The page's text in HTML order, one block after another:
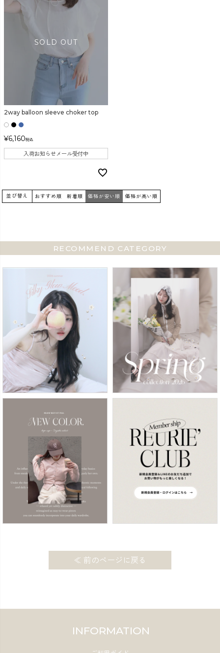
2way balloon sleeve choker top
¥6,160税込
入荷お知らせメール受付中
並び替え おすすめ順 新着順 価格が安い順 価格が高い順
RECOMMEND CATEGORY
≪ 前のページに戻る
INFORMATION